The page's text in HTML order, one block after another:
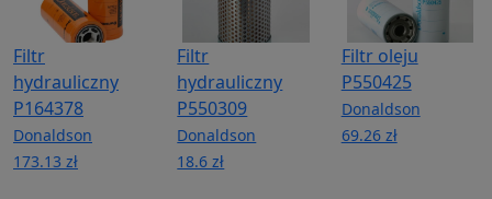
Filtr
hydrauliczny
P164378
Donaldson
173.13 zł
Filtr
hydrauliczny
P550309
Donaldson
18.6 zł
Filtr oleju
P550425
Donaldson
69.26 zł